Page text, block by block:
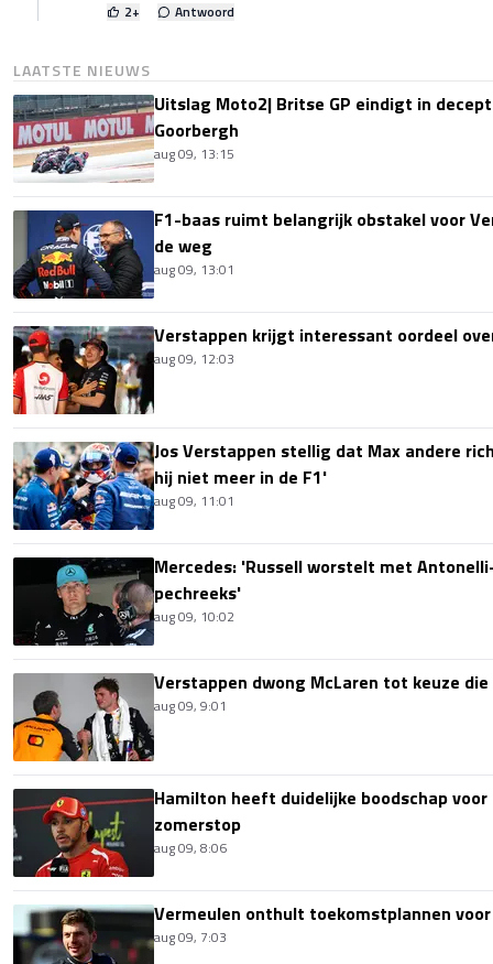
2+ Antwoord
LAATSTE NIEUWS
Uitslag Moto2| Britse GP eindigt in
Goorbergh
aug 09, 13:15
F1-baas ruimt belangrijk obstakel voor
de weg
aug 09, 13:01
Verstappen krijgt interessant oordeel
aug 09, 12:03
Jos Verstappen stellig dat Max andere
hij niet meer in de F1'
aug 09, 11:01
Mercedes: 'Russell worstelt met
pechreeks'
aug 09, 10:02
Verstappen dwong McLaren tot keuze
aug 09, 9:01
Hamilton heeft duidelijke boodschap
zomerstop
aug 09, 8:06
Vermeulen onthult toekomstplannen
aug 09, 7:03